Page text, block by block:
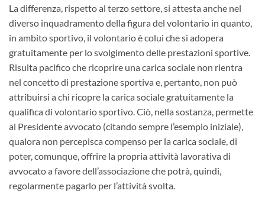
La differenza, rispetto al terzo settore, si attesta anche nel
diverso inquadramento della figura del volontario in quanto,
in ambito sportivo, il volontario è colui che si adopera
gratuitamente per lo svolgimento delle prestazioni sportive.
Risulta pacifico che ricoprire una carica sociale non rientra
nel concetto di prestazione sportiva e, pertanto, non può
attribuirsi a chi ricopre la carica sociale gratuitamente la
qualifica di volontario sportivo. Ciò, nella sostanza, permette
al Presidente avvocato (citando sempre l’esempio iniziale),
qualora non percepisca compenso per la carica sociale, di
poter, comunque, offrire la propria attività lavorativa di
avvocato a favore dell’associazione che potrà, quindi,
regolarmente pagarlo per l’attività svolta.